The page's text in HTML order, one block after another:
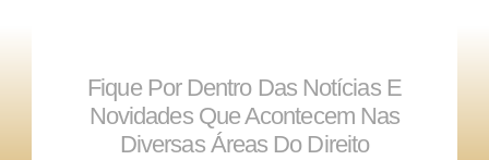
Fique Por Dentro Das Notícias E
Novidades Que Acontecem Nas
Diversas Áreas Do Direito